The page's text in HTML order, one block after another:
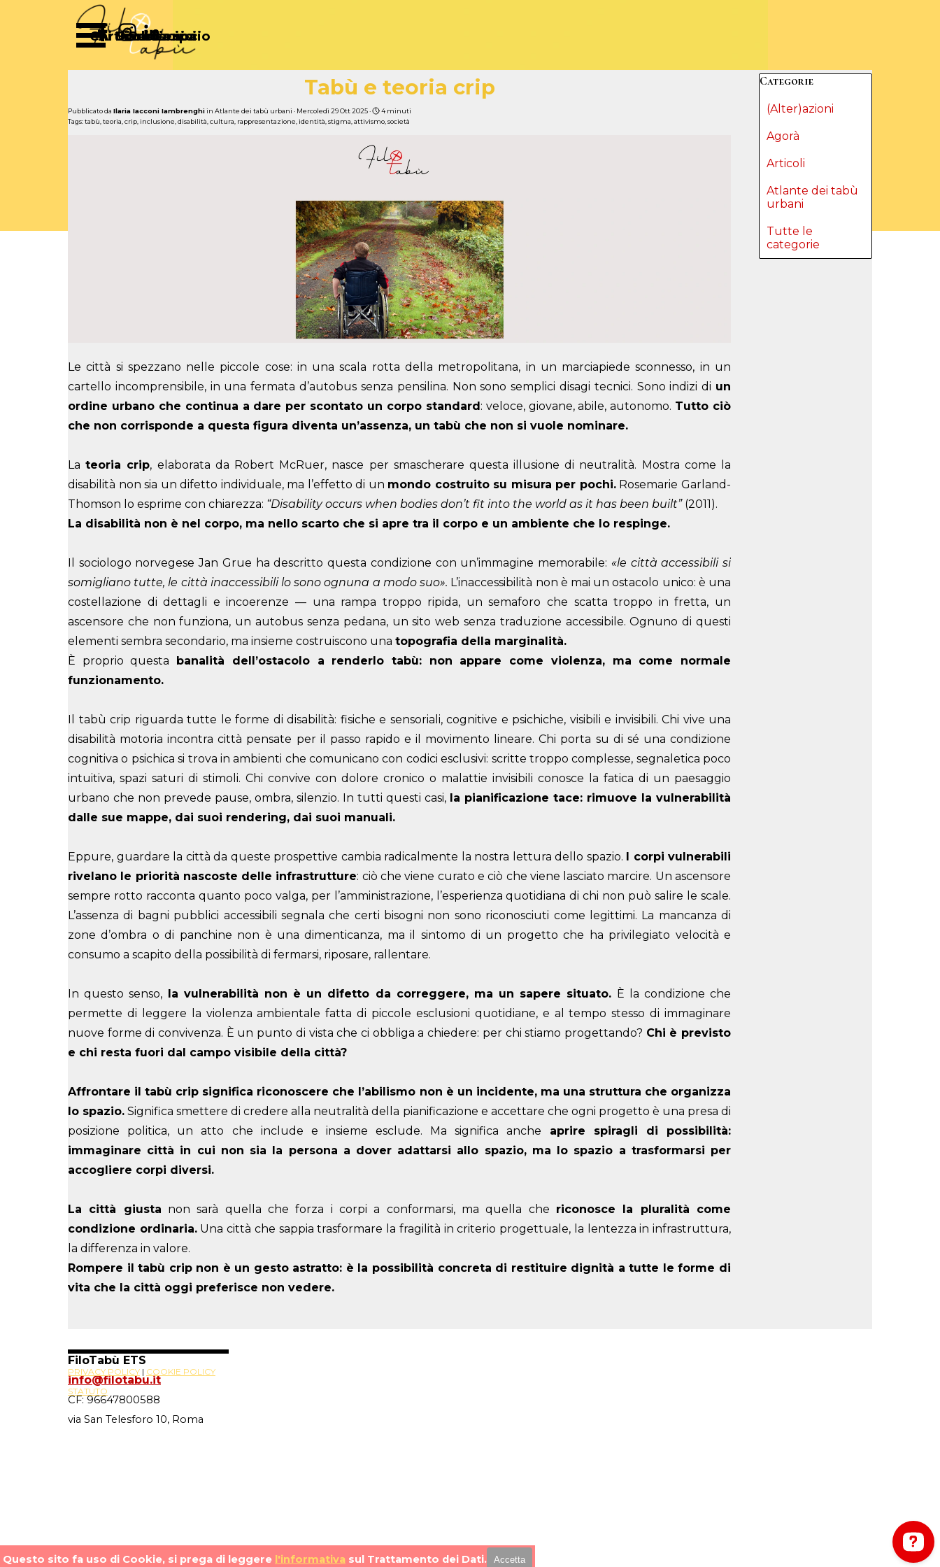
Salta menù
Chi Siamo
ArticoliPartecipa
Sostienici
Diventa socio
Tabù e teoria crip
Pubblicato da Ilaria Iacconi Iambrenghiin Atlante dei tabù urbani · Mercoledì 29 Ott 2025 ·
4 minuti
Tags:tabù teoria crip inclusione disabilità cultura rappresentazione identità stigma attivismo società
Le città si spezzano nelle piccole cose: in una scala rotta della metropolitana, in un marciapiede sconnesso, in un
cartello incomprensibile, in una fermata d’autobus senza pensilina. Non sono semplici disagi tecnici. Sono indizi di un
ordine urbano che continua a dare per scontato un corpo standard: veloce, giovane, abile, autonomo. Tutto ciò
che non corrisponde a questa figura diventa un’assenza, un tabù che non si vuole nominare.
Lateoria crip, elaborata da Robert McRuer, nasce per smascherare questa illusione di neutralità. Mostra come la
disabilità non sia un difetto individuale, ma l’effetto di un mondo costruito su misura per pochi.Rosemarie Garland-
Thomson lo esprime con chiarezza: “Disability occurs when bodies don’t fit into the world as it has been built”(2011).
La disabilità non è nel corpo, ma nello scarto che si apre tra il corpo e un ambiente che lo respinge.
Il sociologo norvegese Jan Grue ha descritto questa condizione con un’immagine memorabile: «le città accessibili si
somigliano tutte, le città inaccessibili lo sono ognuna a modo suo». L’inaccessibilità non è mai un ostacolo unico: è una
costellazione di dettagli e incoerenze — una rampa troppo ripida, un semaforo che scatta troppo in fretta, un
ascensore che non funziona, un autobus senza pedana, un sito web senza traduzione accessibile. Ognuno di questi
elementi sembra secondario, ma insieme costruiscono una topografia della marginalità.
È proprio questa banalità dell’ostacolo a renderlo tabù: non appare come violenza, ma come normale
funzionamento.
Il tabù crip riguarda tutte le forme di disabilità: fisiche e sensoriali, cognitive e psichiche, visibili e invisibili. Chi vive una
disabilità motoria incontra città pensate per il passo rapido e il movimento lineare. Chi porta su di sé una condizione
cognitiva o psichica si trova in ambienti che comunicano con codici esclusivi: scritte troppo complesse, segnaletica poco
intuitiva, spazi saturi di stimoli. Chi convive con dolore cronico o malattie invisibili conosce la fatica di un paesaggio
urbano che non prevede pause, ombra, silenzio. In tutti questi casi, la pianificazione tace: rimuove la vulnerabilità
dalle sue mappe, dai suoi rendering, dai suoi manuali.
Eppure, guardare la città da queste prospettive cambia radicalmente la nostra lettura dello spazio. I corpi vulnerabili
rivelano le priorità nascoste delle infrastrutture: ciò che viene curato e ciò che viene lasciato marcire. Un ascensore
sempre rotto racconta quanto poco valga, per l’amministrazione, l’esperienza quotidiana di chi non può salire le scale.
L’assenza di bagni pubblici accessibili segnala che certi bisogni non sono riconosciuti come legittimi. La mancanza di
zone d’ombra o di panchine non è una dimenticanza, ma il sintomo di un progetto che ha privilegiato velocità e
consumo a scapito della possibilità di fermarsi, riposare, rallentare.
In questo senso, la vulnerabilità non è un difetto da correggere, ma un sapere situato. È la condizione che
permette di leggere la violenza ambientale fatta di piccole esclusioni quotidiane, e al tempo stesso di immaginare
nuove forme di convivenza. È un punto di vista che ci obbliga a chiedere: per chi stiamo progettando? Chi è previsto
e chi resta fuori dal campo visibile della città?
Affrontare il tabù crip significa riconoscere che l’abilismo non è un incidente, ma una struttura che organizza
lo spazio. Significa smettere di credere alla neutralità della pianificazione e accettare che ogni progetto è una presa di
posizione politica, un atto che include e insieme esclude. Ma significa anche aprire spiragli di possibilità:
immaginare città in cui non sia la persona a dover adattarsi allo spazio, ma lo spazio a trasformarsi per
accogliere corpi diversi.
La città giusta non sarà quella che forza i corpi a conformarsi, ma quella che riconosce la pluralità come
condizione ordinaria.Una città che sappia trasformare la fragilità in criterio progettuale, la lentezza in infrastruttura,
la differenza in valore.
Rompere il tabù crip non è un gesto astratto: è la possibilità concreta di restituire dignità a tutte le forme di
vita che la città oggi preferisce non vedere.
Salta blocco Categorie
Categorie
(Alter)azioni
Agorà
Articoli
Atlante dei tabù
urbani
Tutte le
categorie
PRIVACY POLICY | COOKIE POLICY
STATUTO
FiloTabù ETS
info@filotabu.it
CF: 96647800588
via San Telesforo 10, Roma
Questo sito fa uso di Cookie, si prega di leggere l'informativa sul Trattamento dei Dati. Accetta